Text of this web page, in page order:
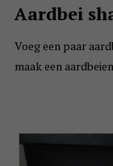
Aardbei
Voeg een paar
maak een